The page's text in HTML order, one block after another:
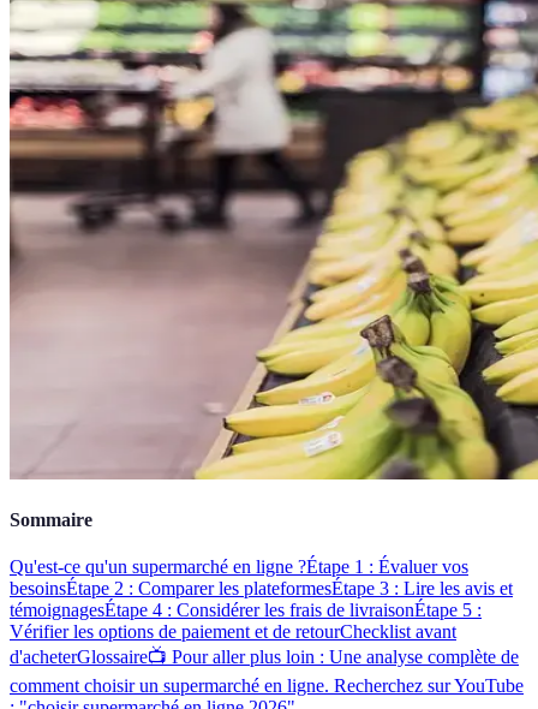
Sommaire
Qu'est-ce qu'un supermarché en ligne ?Étape 1 : Évaluer vos
besoinsÉtape 2 : Comparer les plateformesÉtape 3 : Lire les avis et
témoignagesÉtape 4 : Considérer les frais de livraisonÉtape 5 :
Vérifier les options de paiement et de retourChecklist avant
d'acheterGlossaire📺 Pour aller plus loin : Une analyse complète de
comment choisir un supermarché en ligne. Recherchez sur YouTube